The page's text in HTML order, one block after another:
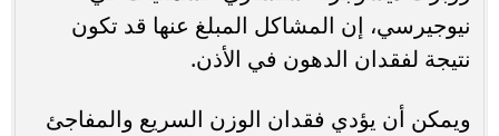
نيوجيرسي، إن المشاكل المبلغ عنها قد تكون
نتيجة لفقدان الدهون في الأذن.
ويمكن أن يؤدي فقدان الوزن السريع والمفاجئ